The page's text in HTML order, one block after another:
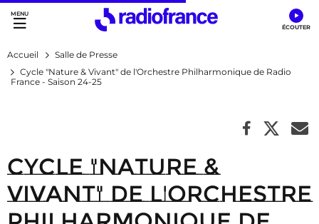
Accès direct :
Menu principal
Contenu
Accueil
Salle de Presse
Cycle "Nature & Vivant" de l'Orchestre Philharmonique de Radio
France - Saison 24-25
Cycle "Nature &
Vivant" de l'Orchestre